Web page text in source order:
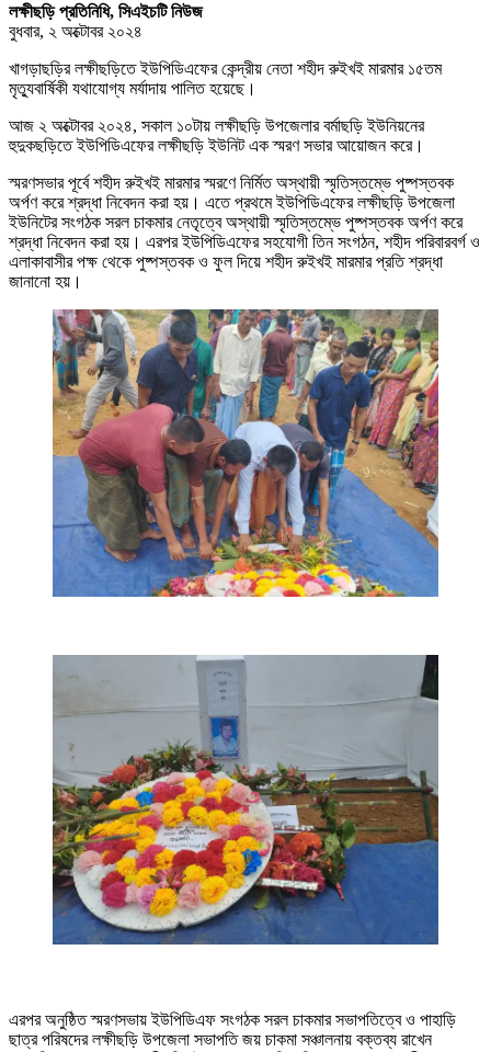
লক্ষীছড়ি প্রতিনিধি, সিএইচটি নিউজ
বুধবার, ২ অক্টোবর ২০২৪
খাগড়াছড়ির লক্ষীছড়িতে ইউপিডিএফের কেন্দ্রীয় নেতা শহীদ রুইখই মারমার ১৫তম
মৃত্যুবার্ষিকী যথাযোগ্য মর্যাদায় পালিত হয়েছে।
আজ ২ অক্টোবর ২০২৪, সকাল ১০টায় লক্ষীছড়ি উপজেলার বর্মাছড়ি ইউনিয়নের
হুদুকছড়িতে ইউপিডিএফের লক্ষীছড়ি ইউনিট এক স্মরণ সভার আয়োজন করে।
স্মরণসভার পূর্বে শহীদ রুইখই মারমার স্মরণে নির্মিত অস্থায়ী স্মৃতিস্তম্ভে পুষ্পস্তবক
অর্পণ করে শ্রদ্ধা নিবেদন করা হয়। এতে প্রথমে ইউপিডিএফের লক্ষীছড়ি উপজেলা
ইউনিটের সংগঠক সরল চাকমার নেতৃত্বে অস্থায়ী স্মৃতিস্তম্ভে পুষ্পস্তবক অর্পণ করে
শ্রদ্ধা নিবেদন করা হয়। এরপর ইউপিডিএফের সহযোগী তিন সংগঠন, শহীদ পরিবারবর্গ ও
এলাকাবাসীর পক্ষ থেকে পুষ্পস্তবক ও ফুল দিয়ে শহীদ রুইখই মারমার প্রতি শ্রদ্ধা
জানানো হয়।
এরপর অনুষ্ঠিত স্মরণসভায় ইউপিডিএফ সংগঠক সরল চাকমার সভাপতিত্বে ও পাহাড়ি
ছাত্র পরিষদের লক্ষীছড়ি উপজেলা সভাপতি জয় চাকমা সঞ্চালনায় বক্তব্য রাখেন